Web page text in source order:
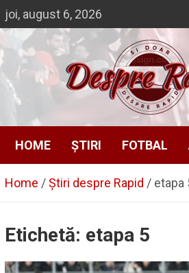
to
content
joi, august 6, 2026
Despre Rapid
Si doar … despre Rapid
HOME ȘTIRI FOTBAL
Home Știri despre Rapid etapa
Etichetă: etapa 5